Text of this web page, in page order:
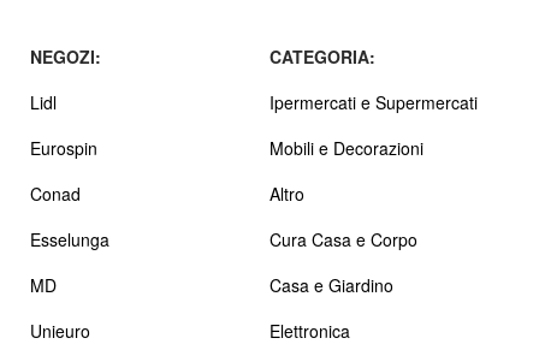
NEGOZI:
Lidl
Eurospin
Conad
Esselunga
MD
Unieuro
CATEGORIA:
Ipermercati e Supermercati
Mobili e Decorazioni
Altro
Cura Casa e Corpo
Casa e Giardino
Elettronica